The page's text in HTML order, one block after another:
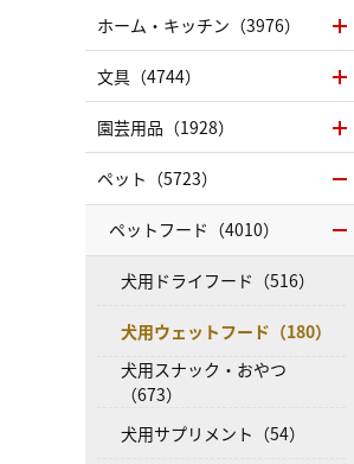
ホーム・キッチン（3976）
文具（4744）
園芸用品（1928）
ペット（5723）
ペットフード（4010）
犬用ドライフード（516）
犬用ウェットフード（180）
犬用スナック・おやつ
（673）
犬用サプリメント（54）